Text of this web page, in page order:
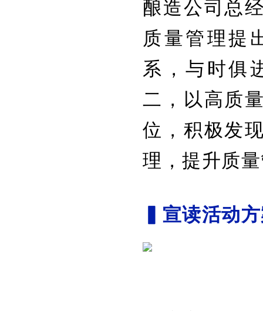
酿造公司总
质量管理提
系，与时俱
二，以高质
位，积极发
理，提升质
▍宣读活动